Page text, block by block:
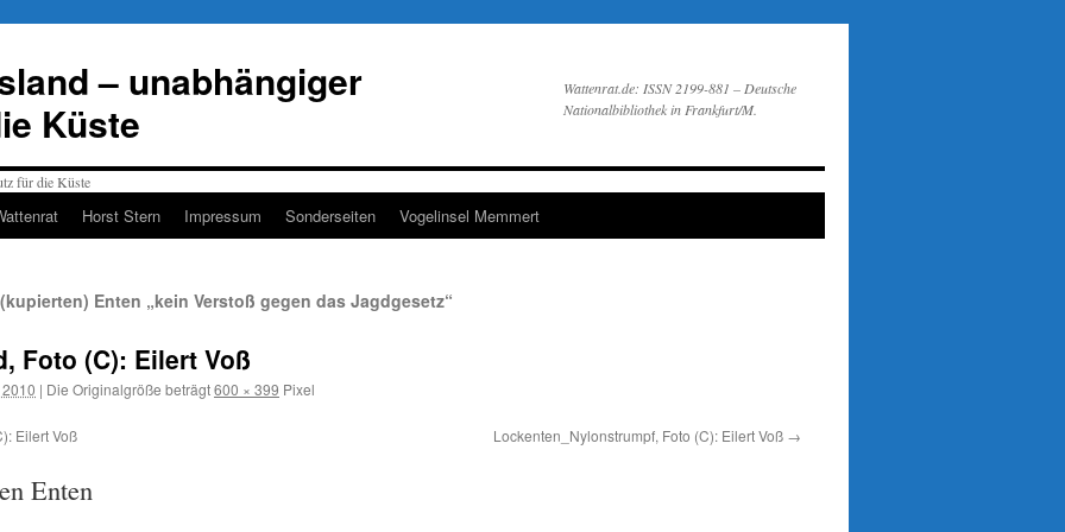
– unabhängiger
Küste
Wattenrat.de: ISSN 2199-881 – Deutsche
Nationalbibliothek in Frankfurt/M.
Horst Stern Impressum Sonderseiten Vogelinsel Memmert
Enten „kein Verstoß gegen das Jagdgesetz“
Foto (C): Eilert Voß
| Die Originalgröße beträgt600 × 399 Pixel
Eilert Voß Lockenten_Nylonstrumpf, Foto (C): Eilert Voß
Enten